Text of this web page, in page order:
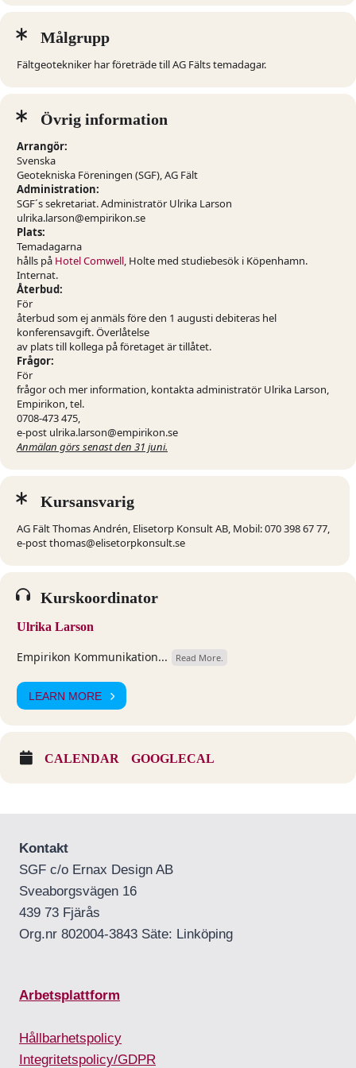
Tänk på:
Ta med skyddshjälm, skyddsglasögon, varseljacka/väst och
skyddsskor till studiebesöket.
Målgrupp
Fältgeotekniker har företräde till AG Fälts temadagar.
Övrig information
Arrangör:
Svenska
Geotekniska Föreningen (SGF), AG Fält
Administration:
SGF´s sekretariat. Administratör Ulrika Larson
ulrika.larson@empirikon.se
Plats:
Temadagarna
hålls på Hotel Comwell, Holte med studiebesök i Köpenhamn.
Internat.
Återbud:
För
återbud som ej anmäls före den 1 augusti debiteras hel
konferensavgift. Överlåtelse
av plats till kollega på företaget är tillåtet.
Frågor:
För
frågor och mer information, kontakta administratör Ulrika Larson,
Empirikon, tel.
0708-473 475,
e-post ulrika.larson@empirikon.se
Anmälan görs senast den 31 juni.
Kursansvarig
AG Fält Thomas Andrén, Elisetorp Konsult AB, Mobil: 070 398 67 77,
e-post thomas@elisetorpkonsult.se
Kurskoordinator
Ulrika Larson
Empirikon Kommunikation... Read More.
LEARN MORE
CALENDAR GOOGLECAL
Kontakt
SGF c/o Ernax Design AB
Sveaborgsvägen 16
439 73 Fjärås
Org.nr 802004-3843 Säte: Linköping
Arbetsplattform
Hållbarhetspolicy
Integritetspolicy/GDPR